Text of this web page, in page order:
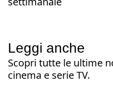
Leggi anche
Scopri tutte le ultime
cinema e serie TV.